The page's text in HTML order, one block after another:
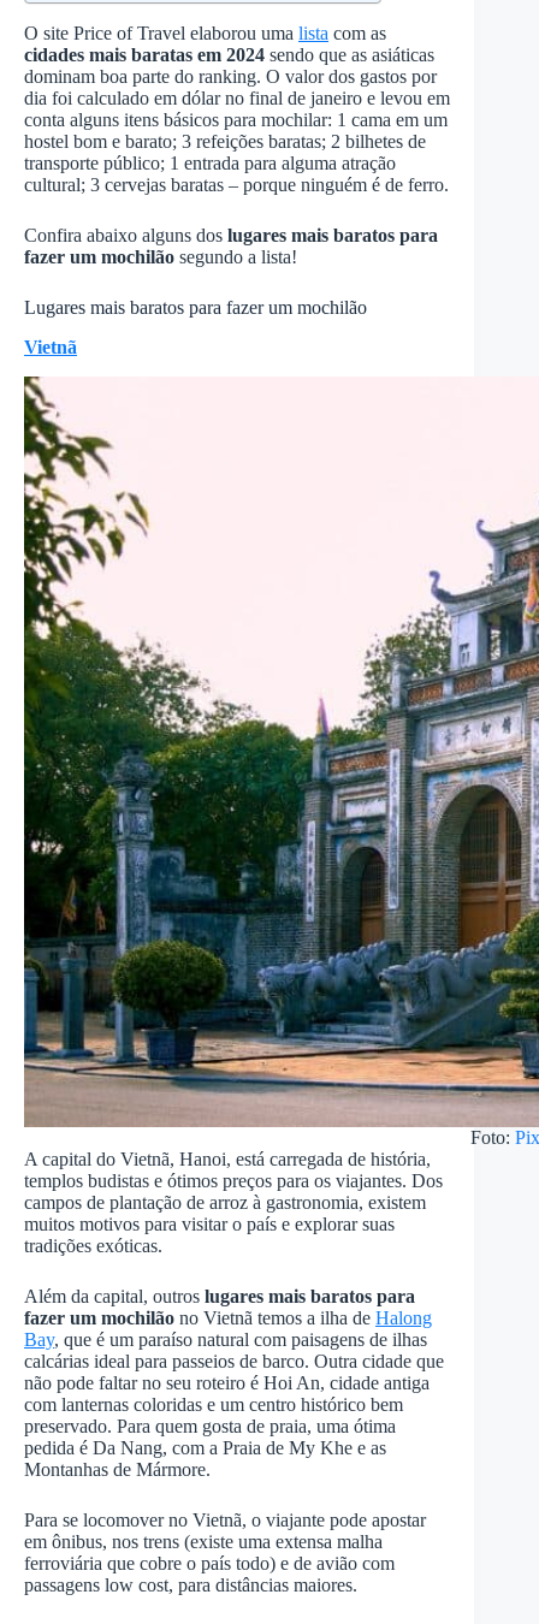
O site Price of Travel elaborou uma lista com as
cidades mais baratas em 2024 sendo que as asiáticas
dominam boa parte do ranking. O valor dos gastos por
dia foi calculado em dólar no final de janeiro e levou em
conta alguns itens básicos para mochilar: 1 cama em um
hostel bom e barato; 3 refeições baratas; 2 bilhetes de
transporte público; 1 entrada para alguma atração
cultural; 3 cervejas baratas – porque ninguém é de ferro.
Confira abaixo alguns dos lugares mais baratos para
fazer um mochilão segundo a lista!
Lugares mais baratos para fazer um mochilão
Vietnã
Foto:
A capital do Vietnã, Hanoi, está carregada de história,
templos budistas e ótimos preços para os viajantes. Dos
campos de plantação de arroz à gastronomia, existem
muitos motivos para visitar o país e explorar suas
tradições exóticas.
Além da capital, outros lugares mais baratos para
fazer um mochilão no Vietnã temos a ilha de Halong
Bay, que é um paraíso natural com paisagens de ilhas
calcárias ideal para passeios de barco. Outra cidade que
não pode faltar no seu roteiro é Hoi An, cidade antiga
com lanternas coloridas e um centro histórico bem
preservado. Para quem gosta de praia, uma ótima
pedida é Da Nang, com a Praia de My Khe e as
Montanhas de Mármore.
Para se locomover no Vietnã, o viajante pode apostar
em ônibus, nos trens (existe uma extensa malha
ferroviária que cobre o país todo) e de avião com
passagens low cost, para distâncias maiores.